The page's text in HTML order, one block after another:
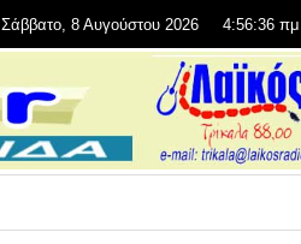
Σάββατο, 8 Αυγούστου 2026 4:56:38 πμ